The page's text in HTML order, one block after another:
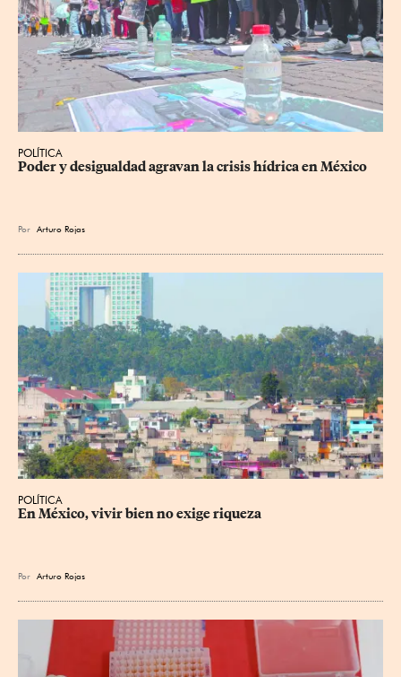
POLÍTICA
Poder y desigualdad agravan la crisis hídrica en México
Por Arturo Rojas
POLÍTICA
En México, vivir bien no exige riqueza
Por Arturo Rojas